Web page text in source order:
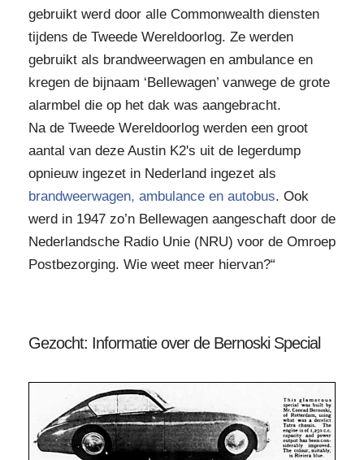
gebruikt werd door alle Commonwealth diensten
tijdens de Tweede Wereldoorlog. Ze werden
gebruikt als brandweerwagen en ambulance en
kregen de bijnaam ‘Bellewagen’ vanwege de grote
alarmbel die op het dak was aangebracht.
Na de Tweede Wereldoorlog werden een groot
aantal van deze Austin K2's uit de legerdump
opnieuw ingezet in Nederland ingezet als
brandweerwagen, ambulance en autobus. Ook
werd in 1947 zo’n Bellewagen aangeschaft door de
Nederlandsche Radio Unie (NRU) voor de Omroep
Postbezorging. Wie weet meer hiervan?“
Gezocht: Informatie over de Bernoski Special